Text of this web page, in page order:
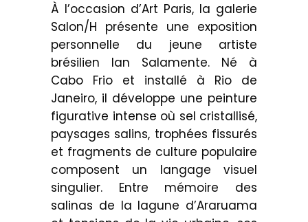
À l’occasion d’Art Paris, la galerie
Salon/H présente une exposition
personnelle du jeune artiste
brésilien Ian Salamente. Né à
Cabo Frio et installé à Rio de
Janeiro, il développe une peinture
figurative intense où sel cristallisé,
paysages salins, trophées fissurés
et fragments de culture populaire
composent un langage visuel
singulier. Entre mémoire des
salinas de la lagune d’Araruama